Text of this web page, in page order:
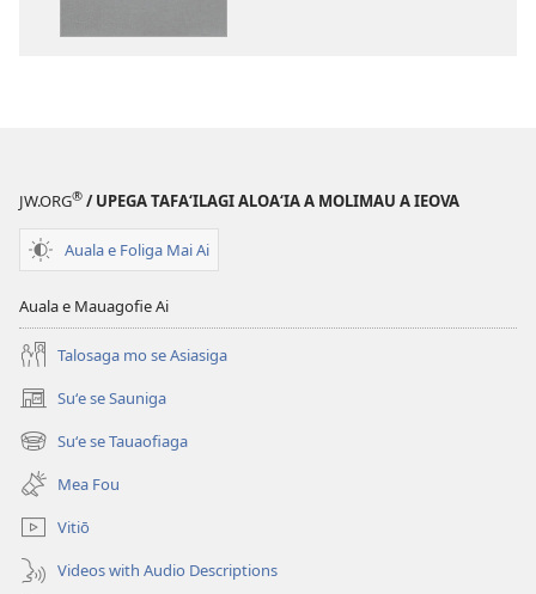
O
le
le
Lalolagi
JW.ORG® / UPEGA TAFA‘ILAGI ALOA‘IA A MOLIMAU A IEOVA
Auala e Foliga Mai Ai
Auala e Mauagofie Ai
Talosaga mo se Asiasiga
Suʻe se Sauniga
(tatala
se
isi
polokalame)
Suʻe se Tauaofiaga
(tatala
se
isi
polokalame)
Mea Fou
Vitiō
Videos with Audio Descriptions